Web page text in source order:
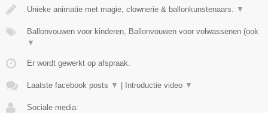
Unieke animatie met magie, clownerie & ballonkunstenaars. ▼
Ballonvouwen voor kinderen, Ballonvouwen voor volwassenen (ook
▼
Er wordt gewerkt op afspraak.
Laatste facebook posts ▼ Introductie video ▼
Sociale media: